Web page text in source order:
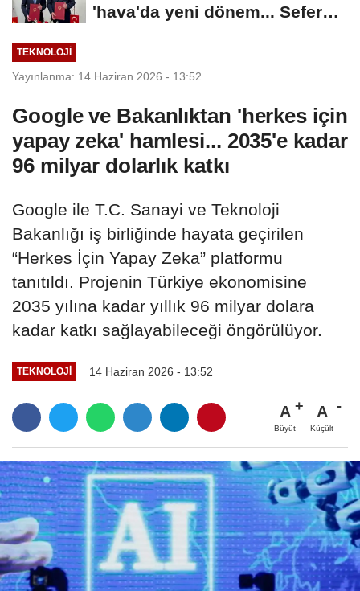
'hava'da yeni dönem... Sefer
TEKNOLOJI
Yayınlanma: 14 Haziran 2026 - 13:52
Google ve Bakanlıktan 'herkes için
yapay zeka' hamlesi... 2035'e kadar
96 milyar dolarlık katkı
Google ile T.C. Sanayi ve Teknoloji
Bakanlığı iş birliğinde hayata geçirilen
“Herkes İçin Yapay Zeka” platformu
tanıtıldı. Projenin Türkiye ekonomisine
2035 yılına kadar yıllık 96 milyar dolara
kadar katkı sağlayabileceği öngörülüyor.
TEKNOLOJI 14 Haziran 2026 - 13:52
A
Büyüt
A
Küçült